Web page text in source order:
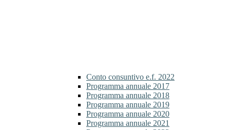
Conto consuntivo e.f. 2022
Programma annuale 2017
Programma annuale 2018
Programma annuale 2019
Programma annuale 2020
Programma annuale 2021